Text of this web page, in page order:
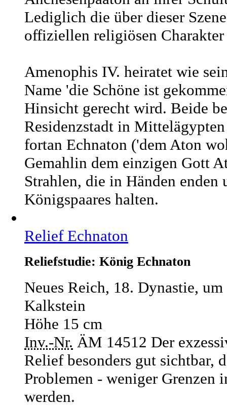
Lediglich die über dieser
offiziellen religiösen
Amenophis IV. heiratet wie
Name 'die Schöne ist
Hinsicht gerecht wird. Beide
Residenzstadt in
fortan Echnaton ('dem Aton
Gemahlin dem einzigen Gott
Strahlen, die in Händen enden
Königspaares halten.
Relief Echnaton
Reliefstudie: König Echnaton
Neues Reich, 18. Dynastie,
Kalkstein
Höhe 15 cm
Inv.-Nr. ÄM 14512 Der
Relief besonders gut sichtbar,
Problemen - weniger Grenzen
werden.